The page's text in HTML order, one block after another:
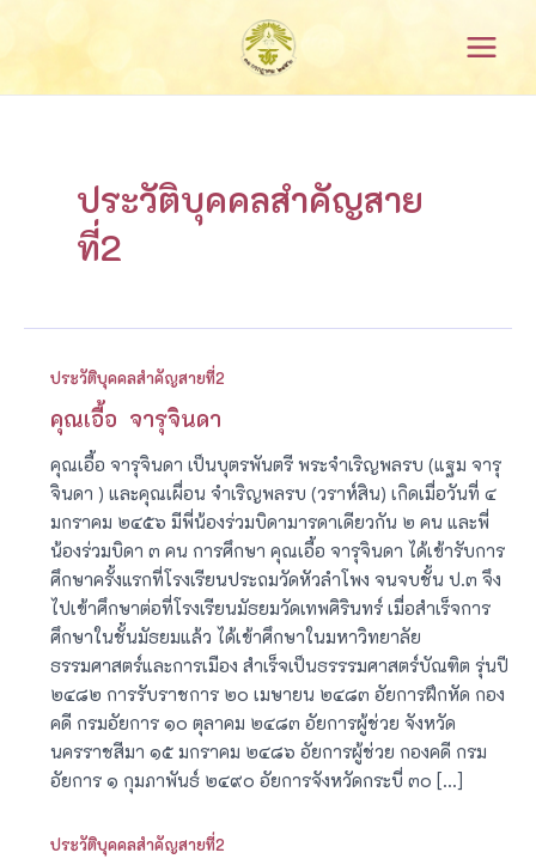
ประวัติบุคคลสำคัญสาย
ที่2
ประวัติบุคคลสำคัญสายที่2
คุณเอื้อ จารุจินดา
คุณเอื้อ จารุจินดา เป็นบุตรพันตรี พระจำเริญพลรบ (แฐม จารุ
จินดา ) และคุณเผื่อน จำเริญพลรบ (วราห์สิน) เกิดเมื่อวันที่ ๔
มกราคม ๒๔๕๖ มีพี่น้องร่วมบิดามารดาเดียวกัน ๒ คน และพี่
น้องร่วมบิดา ๓ คน การศึกษา คุณเอื้อ จารุจินดา ได้เข้ารับการ
ศึกษาครั้งแรกที่โรงเรียนประถมวัดหัวลำโพง จนจบชั้น ป.๓ จึง
ไปเข้าศึกษาต่อที่โรงเรียนมัธยมวัดเทพศิรินทร์ เมื่อสำเร็จการ
ศึกษาในชั้นมัธยมแล้ว ได้เข้าศึกษาในมหาวิทยาลัย
ธรรมศาสตร์และการเมือง สำเร็จเป็นธรรรมศาสตร์บัณฑิต รุ่นปี
๒๔๘๒ การรับราชการ ๒๐ เมษายน ๒๔๘๓ อัยการฝึกหัด กอง
คดี กรมอัยการ ๑๐ ตุลาคม ๒๔๘๓ อัยการผู้ช่วย จังหวัด
นครราชสีมา ๑๕ มกราคม ๒๔๘๖ อัยการผู้ช่วย กองคดี กรม
อัยการ ๑ กุมภาพันธ์ ๒๔๙๐ อัยการจังหวัดกระบี่ ๓๐ […]
ประวัติบุคคลสำคัญสายที่2